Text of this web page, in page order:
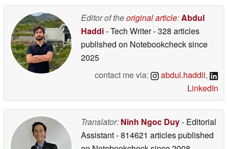
Editor of theoriginal article:Abdul
Haddi- Tech Writer- 328 articles
published on Notebookchecksince
2025
contact me via:
abdul.haddii,
LinkedIn
Translator: Ninh Ngoc Duy- Editorial
Assistant- 814621 articles published